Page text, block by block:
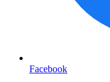
Facebook